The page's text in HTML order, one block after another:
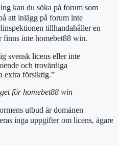
kan du söka på forum som
att inlägg på forum inte
tillhandahåller en
finns inte homebet88 win.
svensk licens eller inte
och trovärdiga
extra försiktig.”
för homebet88 win
utbud är domänen
inga uppgifter om licens, ägare